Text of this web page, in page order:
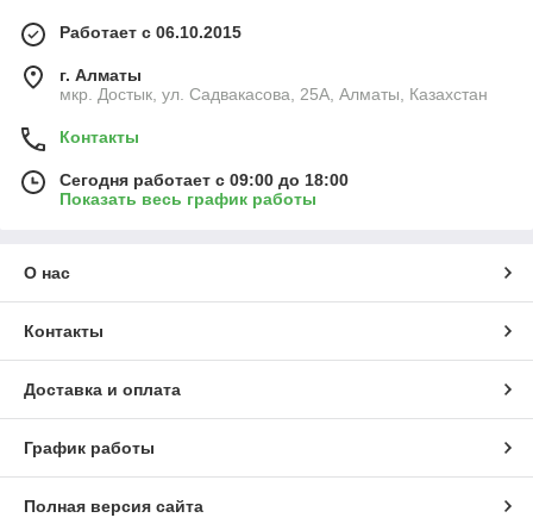
Работает с 06.10.2015
г. Алматы
мкр. Достык, ул. Садвакасова, 25А, Алматы, Казахстан
Контакты
Сегодня работает с 09:00 до 18:00
Показать весь график работы
О нас
Контакты
Доставка и оплата
График работы
Полная версия сайта